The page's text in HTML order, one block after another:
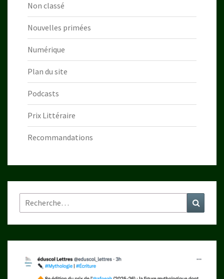
Non classé
Nouvelles primées
Numérique
Plan du site
Podcasts
Prix Littéraire
Recommandations
Rechercher :